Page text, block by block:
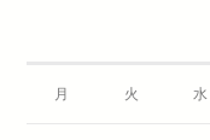
月 火 水